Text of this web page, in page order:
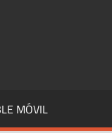
MÓVIL